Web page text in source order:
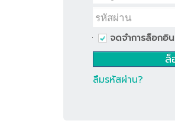
จดจำการล็อกอิน
ลืมรหัสผ่าน?